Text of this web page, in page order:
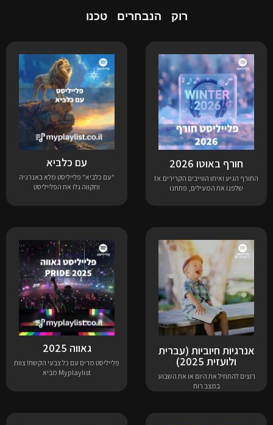
רוק הנבחרים טכנו
חורף באוטו 2026
החורף הגיע ואיתו הווייבים הקרירים.אז
שלפנו את המעילים, פתחנו
עם כלביא
"עם כלביא" פלייליסט מלא באנרגיה
ותקווה גלו את הפלייליסט
אנרגיות חיוביות (עברית
ולועזית 2025)
רוצים להתחיל את היום או את השבוע
במצב רוח
גאווה 2025
פלייליסט מרים עם כל צבעי הקשת! צוות
Myplaylist מביא